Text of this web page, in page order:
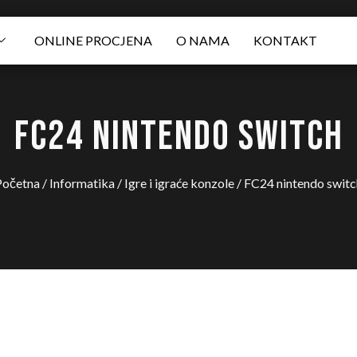
ONLINE PROCJENA O NAMA KONTAKT
FC24 NINTENDO SWITCH
/ Informatika / Igre i igraće konzole / FC24 nintendo